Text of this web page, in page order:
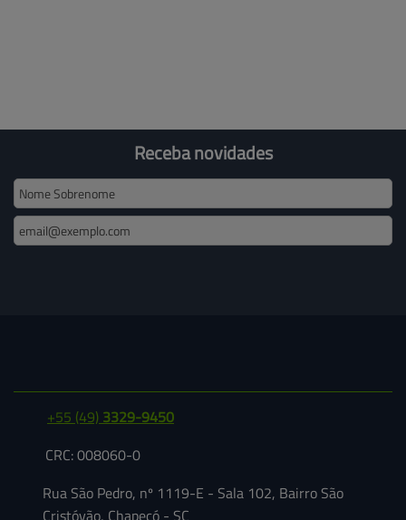
Receba novidades
+55 (49) 3329-9450
CRC: 008060-0
Rua São Pedro, nº 1119-E - Sala 102, Bairro São
Cristóvão, Chapecó - SC